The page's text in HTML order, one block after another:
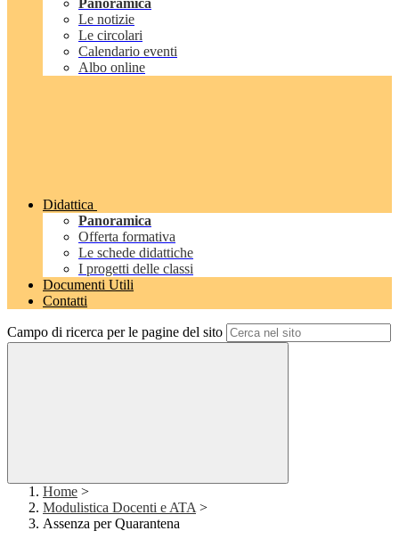
Panoramica
Le notizie
Le circolari
Calendario eventi
Albo online
Didattica
Panoramica
Offerta formativa
Le schede didattiche
I progetti delle classi
Documenti Utili
Contatti
Campo di ricerca per le pagine del sito
Home >
Modulistica Docenti e ATA >
Assenza per Quarantena